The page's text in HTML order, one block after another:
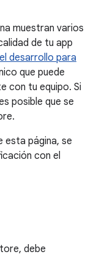
muestran varios
de tu app
desarrollo para
que puede
con tu equipo. Si
posible que se
esta página, se
con el
debe